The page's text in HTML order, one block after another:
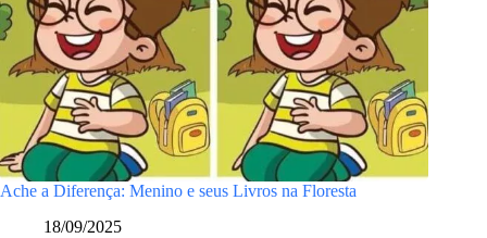
Ache a Diferença: Menino e seus Livros na Floresta
18/09/2025